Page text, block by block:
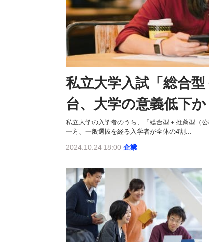
私立大学入試「総合
台、大学の意義低下か
私立大学の入学者のうち、「総合型＋推薦型（
一方、一般選抜を経る入学者が全体の4割...
2024.10.24 18:00 企業